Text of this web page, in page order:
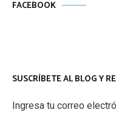
FACEBOOK
SUSCRÍBETE AL BLOG Y
Ingresa tu correo